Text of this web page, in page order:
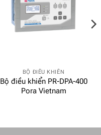
BỘ ĐIỀU KHIỂN
Bộ điều khiển PR-DPA-400
Pora Vietnam